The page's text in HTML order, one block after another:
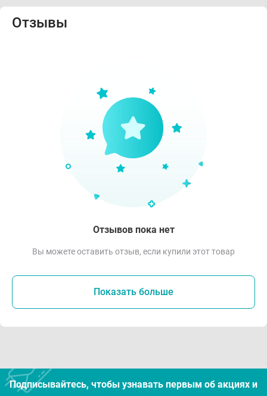
Отзывы
Отзывов пока нет
Вы можете оставить отзыв, если купили этот товар
Показать больше
Подписывайтесь, чтобы узнавать первым об акцияx и